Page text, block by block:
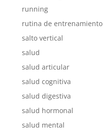
running
rutina de entrenamiento
salto vertical
salud
salud articular
salud cognitiva
salud digestiva
salud hormonal
salud mental